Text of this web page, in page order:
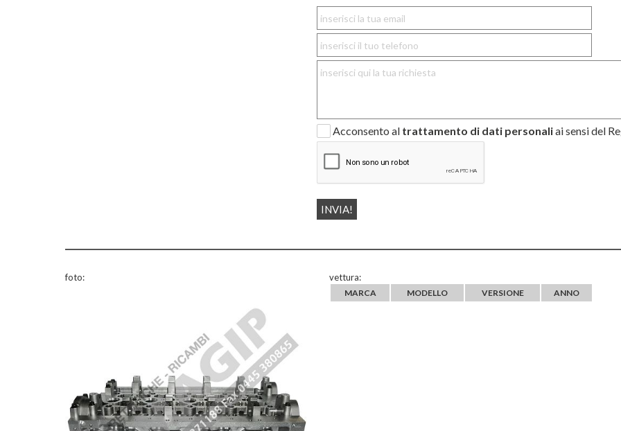
Acconsento al trattamento di dati personaliai sensi del
foto: vettura:
MARCA MODELLO VERSIONE ANNO